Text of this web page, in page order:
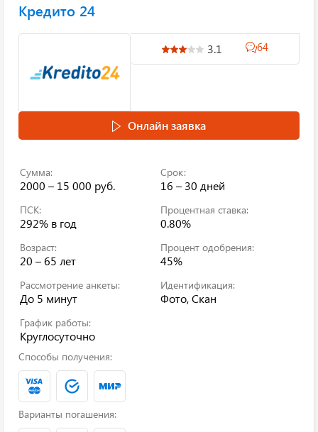
Кредито 24
3.1 64
Онлайн заявка
Сумма:
2000 – 15 000 руб.
Срок:
16 – 30 дней
ПСК:
292% в год
Процентная ставка:
0.80%
Возраст:
20 – 65 лет
Процент одобрения:
45%
Рассмотрение анкеты:
До 5 минут
Идентификация:
Фото, Скан
График работы:
Круглосуточно
Способы получения:
Варианты погашения: